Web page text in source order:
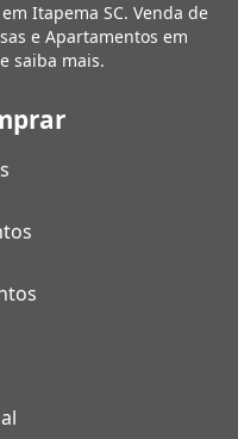
Itapema SC. Venda de
e Apartamentos em
saiba mais.